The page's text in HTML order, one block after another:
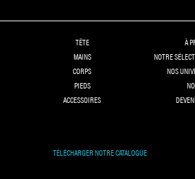
TÊTE
MAINS
CORPS
PIEDS
ACCESSOIRES
À
NOTRE
NOS
TÉLÉCHARGER NOTRE CATALOGUE